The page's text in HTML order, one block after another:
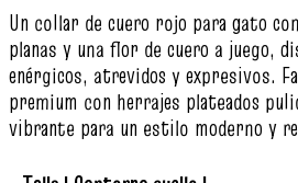
Un collar de cuero rojo para gato
planas y una flor de cuero a juego,
enérgicos, atrevidos y expresivos.
premium con herrajes plateados
vibrante para un estilo moderno y